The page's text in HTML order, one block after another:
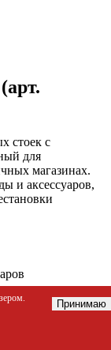
стоек с
для
магазинах.
и аксессуаров,
центрах
системы Global,
Принимаю